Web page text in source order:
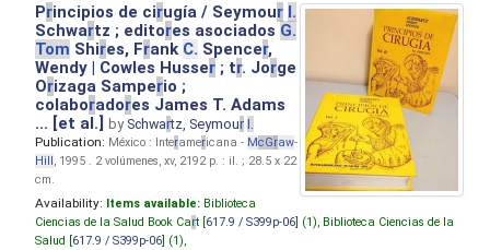
Principios de cirugía / Seymour I.
Schwartz ; editores asociados G.
Tom Shires, Frank C. Spencer,
Wendy | Cowles Husser ; tr. Jorge
Orizaga Samperio ;
colaboradores James T. Adams
... [et al.]by Schwartz, Seymour I.
Publication: México : Interamericana - McGraw-
Hill, 1995 . 2 volúmenes, xv, 2192 p. : il. ; 28.5 x 22
cm.
Availability: Items available: Biblioteca
Ciencias de la Salud Book Cart [ 617.9 / S399p-06 ] (1), Biblioteca Ciencias de la
Salud [ 617.9 / S399p-06 ] (1),